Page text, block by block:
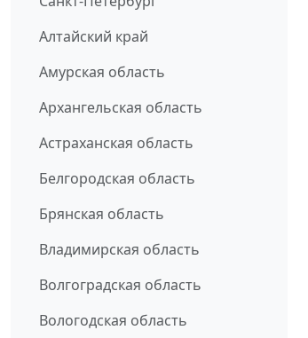
Алтайский край
Амурская область
Архангельская область
Астраханская область
Белгородская область
Брянская область
Владимирская область
Волгоградская область
Вологодская область